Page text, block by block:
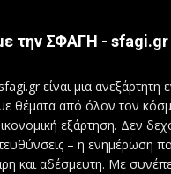
την ΣΦΑΓΗ - sfagi.gr
είναι μια ανεξάρτητη
θέματα από όλον τον
εξάρτηση. Δεν
– η ενημέρωση
και αδέσμευτη. Με